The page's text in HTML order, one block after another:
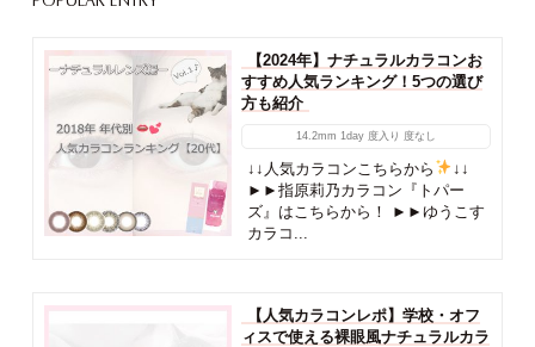
【2024年】ナチュラルカラコンお
すすめ人気ランキング！5つの選び
方も紹介
14.2mm 1day 度入り 度なし
↓↓人気カラコンこちらから
↓↓
►►指原莉乃カラコン『トパー
ズ』はこちらから！ ►►ゆうこす
カラコ...
【人気カラコンレポ】学校・オフ
ィスで使える裸眼風ナチュラルカラ